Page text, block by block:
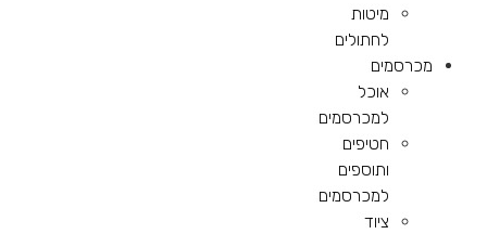
מיטות
לחתולים
מכרסמים
אוכל
למכרסמים
חטיפים
ותוספים
למכרסמים
ציוד